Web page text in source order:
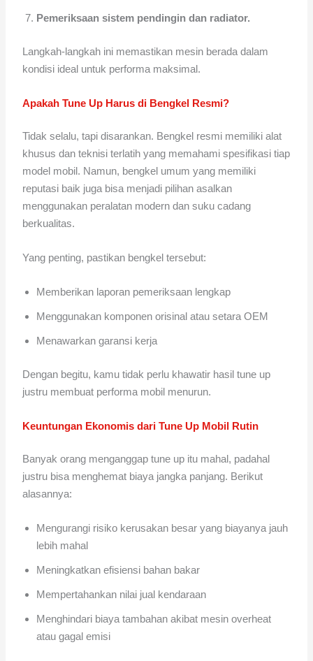
Pemeriksaan sistem pendingin dan radiator.
Langkah-langkah ini memastikan mesin berada dalam
kondisi ideal untuk performa maksimal.
Apakah Tune Up Harus di Bengkel Resmi?
Tidak selalu, tapi disarankan. Bengkel resmi memiliki alat
khusus dan teknisi terlatih yang memahami spesifikasi tiap
model mobil. Namun, bengkel umum yang memiliki
reputasi baik juga bisa menjadi pilihan asalkan
menggunakan peralatan modern dan suku cadang
berkualitas.
Yang penting, pastikan bengkel tersebut:
Memberikan laporan pemeriksaan lengkap
Menggunakan komponen orisinal atau setara OEM
Menawarkan garansi kerja
Dengan begitu, kamu tidak perlu khawatir hasil tune up
justru membuat performa mobil menurun.
Keuntungan Ekonomis dari Tune Up Mobil Rutin
Banyak orang menganggap tune up itu mahal, padahal
justru bisa menghemat biaya jangka panjang. Berikut
alasannya:
Mengurangi risiko kerusakan besar yang biayanya jauh
lebih mahal
Meningkatkan efisiensi bahan bakar
Mempertahankan nilai jual kendaraan
Menghindari biaya tambahan akibat mesin overheat
atau gagal emisi